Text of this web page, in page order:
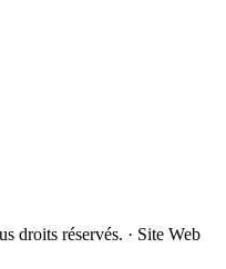
droits réservés. · Site Web